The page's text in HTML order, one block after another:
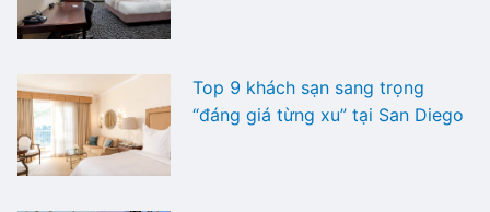
Top 9 khách sạn sang trọng
“đáng giá từng xu” tại San Diego